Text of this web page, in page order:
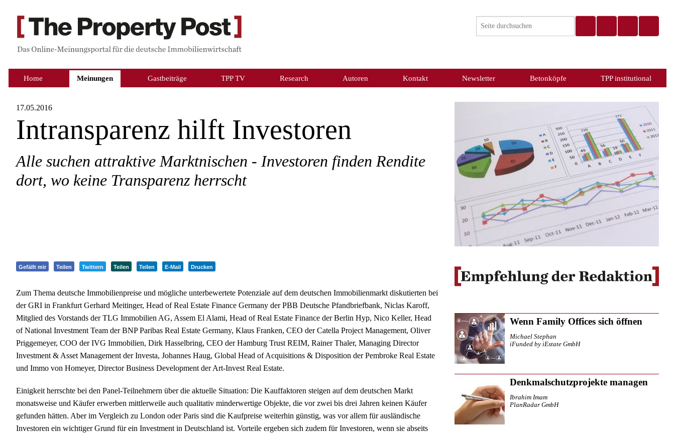
Home Meinungen Gastbeiträge TPP TV Research Autoren Kontakt Newsletter Betonköpfe TPP institutional
17.05.2016
Intransparenz hilft Investoren
Alle suchen attraktive Marktnischen - Investoren finden Rendite
dort, wo keine Transparenz herrscht
Gefällt mir Teilen Twittern Teilen Teilen E-Mail Drucken
Zum Thema deutsche Immobilienpreise und mögliche unterbewertete Potenziale auf dem deutschen Immobilienmarkt diskutierten bei
der GRI in Frankfurt Gerhard Meitinger, Head of Real Estate Finance Germany der PBB Deutsche Pfandbriefbank, Niclas Karoff,
Mitglied des Vorstands der TLG Immobilien AG, Assem El Alami, Head of Real Estate Finance der Berlin Hyp, Nico Keller, Head
of National Investment Team der BNP Paribas Real Estate Germany, Klaus Franken, CEO der Catella Project Management, Oliver
Priggemeyer, COO der IVG Immobilien, Dirk Hasselbring, CEO der Hamburg Trust REIM, Rainer Thaler, Managing Director
Investment & Asset Management der Investa, Johannes Haug, Global Head of Acquisitions & Disposition der Pembroke Real Estate
und Immo von Homeyer, Director Business Development der Art-Invest Real Estate.
Einigkeit herrschte bei den Panel-Teilnehmern über die aktuelle Situation: Die Kauffaktoren steigen auf dem deutschen Markt
monatsweise und Käufer erwerben mittlerweile auch qualitativ minderwertige Objekte, die vor zwei bis drei Jahren keinen Käufer
gefunden hätten. Aber im Vergleich zu London oder Paris sind die Kaufpreise weiterhin günstig, was vor allem für ausländische
Investoren ein wichtiger Grund für ein Investment in Deutschland ist. Vorteile ergeben sich zudem für Investoren, wenn sie abseits
Wenn Family Offices sich öffnen
Michael Stephan
iFunded by iEstate GmbH
Denkmalschutzprojekte managen
Ibrahim Imam
PlanRadar GmbH